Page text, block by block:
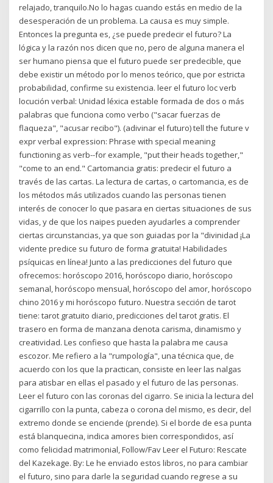
relajado, tranquilo.No lo hagas cuando estás en medio de la
desesperación de un problema. La causa es muy simple.
Entonces la pregunta es, ¿se puede predecir el futuro? La
lógica y la razón nos dicen que no, pero de alguna manera el
ser humano piensa que el futuro puede ser predecible, que
debe existir un método por lo menos teórico, que por estricta
probabilidad, confirme su existencia. leer el futuro loc verb
locución verbal: Unidad léxica estable formada de dos o más
palabras que funciona como verbo ("sacar fuerzas de
flaqueza", "acusar recibo"). (adivinar el futuro) tell the future v
expr verbal expression: Phrase with special meaning
functioning as verb--for example, "put their heads together,"
"come to an end." Cartomancia gratis: predecir el futuro a
través de las cartas. La lectura de cartas, o cartomancia, es de
los métodos más utilizados cuando las personas tienen
interés de conocer lo que pasara en ciertas situaciones de sus
vidas, y de que los naipes pueden ayudarles a comprender
ciertas circunstancias, ya que son guiadas por la "divinidad ¡La
vidente predice su futuro de forma gratuita! Habilidades
psíquicas en línea! Junto a las predicciones del futuro que
ofrecemos: horóscopo 2016, horóscopo diario, horóscopo
semanal, horóscopo mensual, horóscopo del amor, horóscopo
chino 2016 y mi horóscopo futuro. Nuestra sección de tarot
tiene: tarot gratuito diario, predicciones del tarot gratis. El
trasero en forma de manzana denota carisma, dinamismo y
creatividad. Les confieso que hasta la palabra me causa
escozor. Me refiero a la "rumpología", una técnica que, de
acuerdo con los que la practican, consiste en leer las nalgas
para atisbar en ellas el pasado y el futuro de las personas.
Leer el futuro con las coronas del cigarro. Se inicia la lectura del
cigarrillo con la punta, cabeza o corona del mismo, es decir, del
extremo donde se enciende (prende). Si el borde de esa punta
está blanquecina, indica amores bien correspondidos, así
como felicidad matrimonial, Follow/Fav Leer el Futuro: Rescate
del Kazekage. By: Le he enviado estos libros, no para cambiar
el futuro, sino para darle la seguridad cuando regrese a su